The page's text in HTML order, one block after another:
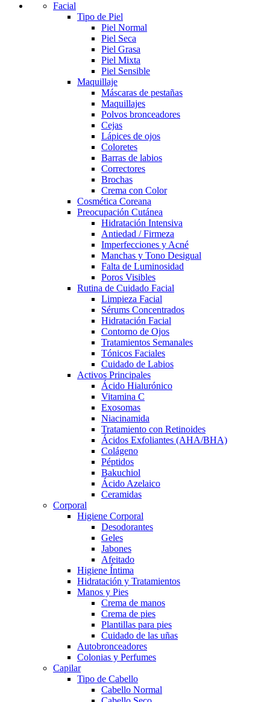
Facial
Tipo de Piel
Piel Normal
Piel Seca
Piel Grasa
Piel Mixta
Piel Sensible
Maquillaje
Máscaras de pestañas
Maquillajes
Polvos bronceadores
Cejas
Lápices de ojos
Coloretes
Barras de labios
Correctores
Brochas
Crema con Color
Cosmética Coreana
Preocupación Cutánea
Hidratación Intensiva
Antiedad / Firmeza
Imperfecciones y Acné
Manchas y Tono Desigual
Falta de Luminosidad
Poros Visibles
Rutina de Cuidado Facial
Limpieza Facial
Sérums Concentrados
Hidratación Facial
Contorno de Ojos
Tratamientos Semanales
Tónicos Faciales
Cuidado de Labios
Activos Principales
Ácido Hialurónico
Vitamina C
Exosomas
Niacinamida
Tratamiento con Retinoides
Ácidos Exfoliantes (AHA/BHA)
Colágeno
Péptidos
Bakuchiol
Ácido Azelaico
Ceramidas
Corporal
Higiene Corporal
Desodorantes
Geles
Jabones
Afeitado
Higiene Íntima
Hidratación y Tratamientos
Manos y Pies
Crema de manos
Crema de pies
Plantillas para pies
Cuidado de las uñas
Autobronceadores
Colonias y Perfumes
Capilar
Tipo de Cabello
Cabello Normal